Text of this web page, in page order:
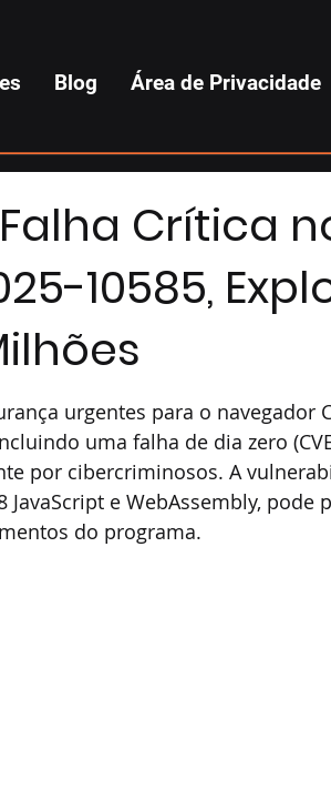
Blog Área de Privacidade
Crítica
10585,
urgentes para o navegador
uma falha de dia zero
por cibercriminosos. A
e WebAssembly, pode
do programa.